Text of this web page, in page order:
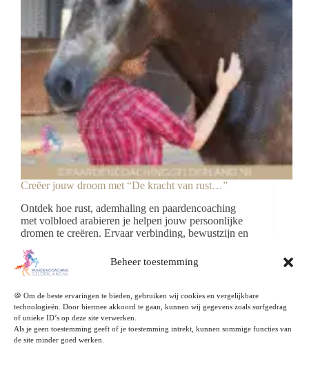
Beheer toestemming
🍪 Om de beste ervaringen te bieden, gebruiken wij cookies en vergelijkbare
technologieën. Door hiermee akkoord te gaan, kunnen wij gegevens zoals surfgedrag
of unieke ID’s op deze site verwerken.
Als je geen toestemming geeft of je toestemming intrekt, kunnen sommige functies van
de site minder goed werken.
Creëer jouw droom met “De kracht van rust…”
Ontdek hoe rust, ademhaling en paardencoaching
met volbloed arabieren je helpen jouw persoonlijke
dromen te creëren. Ervaar verbinding, bewustzijn en
Lees MeerCreëer
droom
met
“De
kracht
11 februari 2026